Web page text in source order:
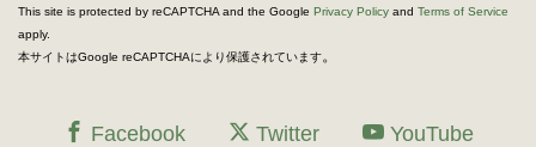
This site is protected by reCAPTCHA and the Google Privacy Policy and Terms of Service
apply.
本サイトはGoogle reCAPTCHAにより保護されています。
Facebook Twitter YouTube